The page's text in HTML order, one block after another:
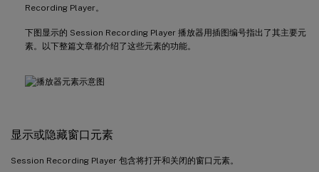
Recording Player。
下图显示的 Session Recording Player 播放器用插图编号指出了其主要元
素。以下整篇文章都介绍了这些元素的功能。
显示或隐藏窗口元素
Session Recording Player 包含将打开和关闭的窗口元素。